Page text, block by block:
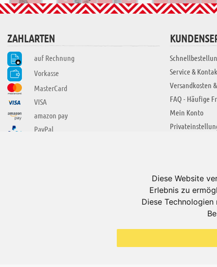
Diese Website
Erlebnis zu
Diese
ZAHLARTEN
auf Rechnung
Vorkasse
MasterCard
VISA
amazon pay
PayPal
Service &
Versandkosten
FAQ - Häufige
Mein Konto
Jobs
Impressum